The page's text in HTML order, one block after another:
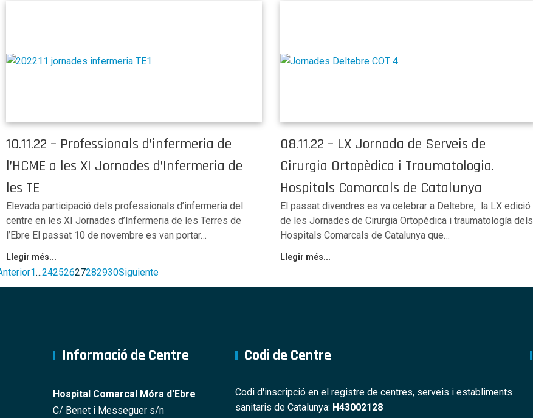
10.11.22 – Professionals d’infermeria de
l’HCME a les XI Jornades d’Infermeria de
les TE
Elevada participació dels professionals d’infermeria del
centre en les XI Jornades d’Infermeria de les Terres de
l’Ebre El passat 10 de novembre es van portar…
Llegir més...
08.11.22 – LX Jornada de Serveis de
Cirurgia Ortopèdica i Traumatologia.
Hospitals Comarcals de Catalunya
El passat divendres es va celebrar a Deltebre, la LX edició
de les Jornades de Cirurgia Ortopèdica i traumatología dels
Hospitals Comarcals de Catalunya que…
Llegir més...
1…24252627282930Siguiente
Informació de Centre
Hospital Comarcal Móra d'Ebre
C/ Benet i Messeguer s/n
Codi de Centre
Codi d'inscripció en el registre de centres, serveis i establiments
sanitaris de Catalunya: H43002128